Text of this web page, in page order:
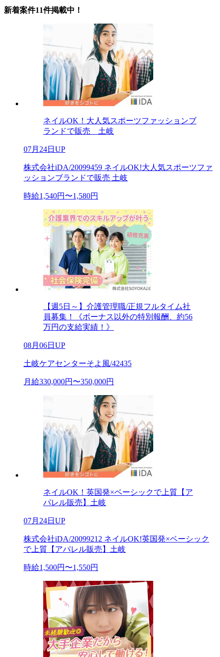
新着案件11件掲載中！
ネイルOK！大人気スポーツファッションブ
ランドで販売 土岐
07月24日UP
株式会社iDA/20099459 ネイルOK!大人気スポーツファ
ッションブランドで販売 土岐
時給1,540円〜1,580円
【週5日～】介護管理職/正規フルタイム社
員募集！《ボーナス以外の特別報酬、約56
万円の支給実績！》
08月06日UP
土岐ケアセンターそよ風/42435
月給330,000円〜350,000円
ネイルOK！英国発×ベーシックで上質【ア
パレル販売】土岐
07月24日UP
株式会社iDA/20099212 ネイルOK!英国発×ベーシック
で上質【アパレル販売】土岐
時給1,500円〜1,550円